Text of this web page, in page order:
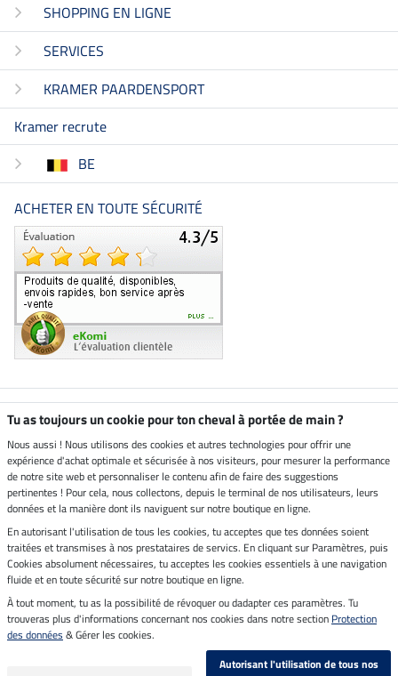
SHOPPING EN LIGNE
SERVICES
KRAMER PAARDENSPORT
Kramer recrute
BE
ACHETER EN TOUTE SÉCURITÉ
Boutique climatiquement
Livraison par
Paiement sécurisé
Mentions légales
Dernière actualisation le 08.08.2026 à 03:00
Tu as toujours un cookie pour ton cheval à portée de main ?
Nous aussi ! Nous utilisons des cookies et autres technologies pour offrir une
expérience d'achat optimale et sécurisée à nos visiteurs, pour mesurer la performance
de notre site web et personnaliser le contenu afin de faire des suggestions
pertinentes ! Pour cela, nous collectons, depuis le terminal de nos utilisateurs, leurs
données et la manière dont ils naviguent sur notre boutique en ligne.
En autorisant l'utilisation de tous les cookies, tu acceptes que tes données soient
traitées et transmises à nos prestataires de servics. En cliquant sur Paramètres, puis
Cookies absolument nécessaires, tu acceptes les cookies essentiels à une navigation
fluide et en toute sécurité sur notre boutique en ligne.
À tout moment, tu as la possibilité de révoquer ou dadapter ces paramètres. Tu
trouveras plus d'informations concernant nos cookies dans notre section Protection
des données & Gérer les cookies.
Autorisant l'utilisation de tous nos